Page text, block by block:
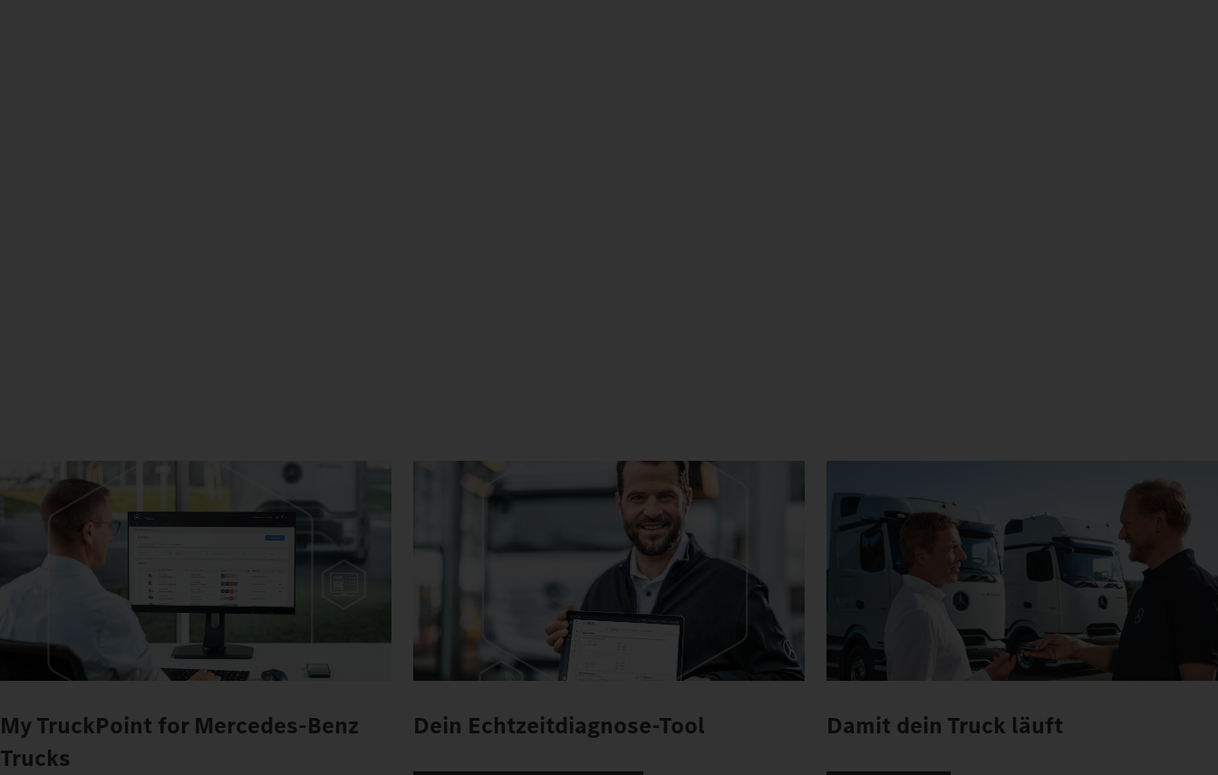
My TruckPoint for Mercedes-Benz
Trucks
Dein Echtzeitdiagnose-Tool Damit dein Truck läuft